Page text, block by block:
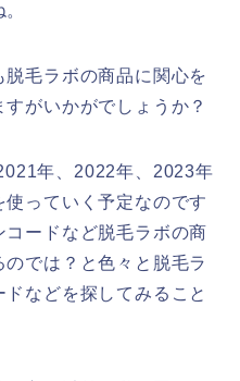
毛ラボの商品に関心を
がいかがでしょうか？
年、2022年、2023年
っていく予定なのです
ードなど脱毛ラボの商
では？と色々と脱毛ラ
などを探してみること